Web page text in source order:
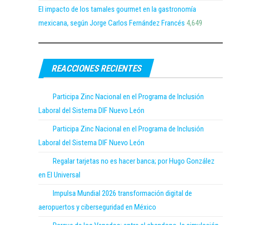
El impacto de los tamales gourmet en la gastronomía
mexicana, según Jorge Carlos Fernández Francés 4,649
REACCIONES RECIENTES
Participa Zinc Nacional en el Programa de Inclusión
Laboral del Sistema DIF Nuevo León
Participa Zinc Nacional en el Programa de Inclusión
Laboral del Sistema DIF Nuevo León
Regalar tarjetas no es hacer banca; por Hugo González
en El Universal
Impulsa Mundial 2026 transformación digital de
aeropuertos y ciberseguridad en México